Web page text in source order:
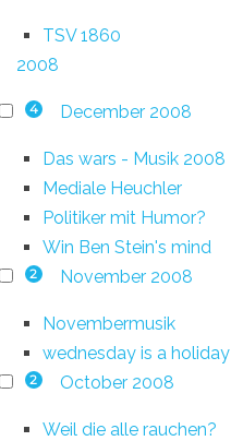
TSV 1860
2008
4 December 2008
Das wars - Musik 2008
Mediale Heuchler
Politiker mit Humor?
Win Ben Stein's mind
2 November 2008
Novembermusik
wednesday is a holiday
2 October 2008
Weil die alle rauchen?